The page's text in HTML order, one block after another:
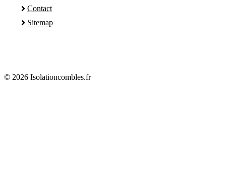
Contact
Sitemap
© 2026 Isolationcombles.fr